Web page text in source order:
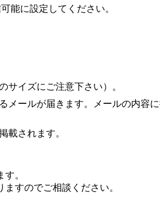
能に設定してください。
サイズにご注意下さい）。
メールが届きます。メールの内容
載されます。
。
すのでご相談ください。